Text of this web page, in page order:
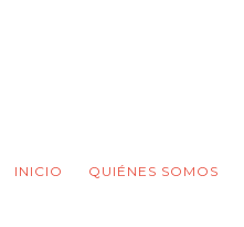
INICIO QUIÉNES SOMOS